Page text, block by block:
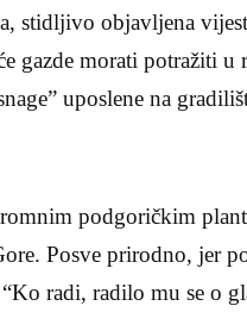
stidljivo objavljena vijest
gazde morati potražiti
uposlene na
podgoričkim
Posve prirodno, jer
“Ko radi, radilo mu se o